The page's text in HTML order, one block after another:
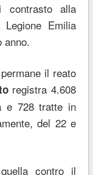
alla
Emilia
anno.
il reato
registra 4.608
e 728 tratte in
del 22 e
contro il